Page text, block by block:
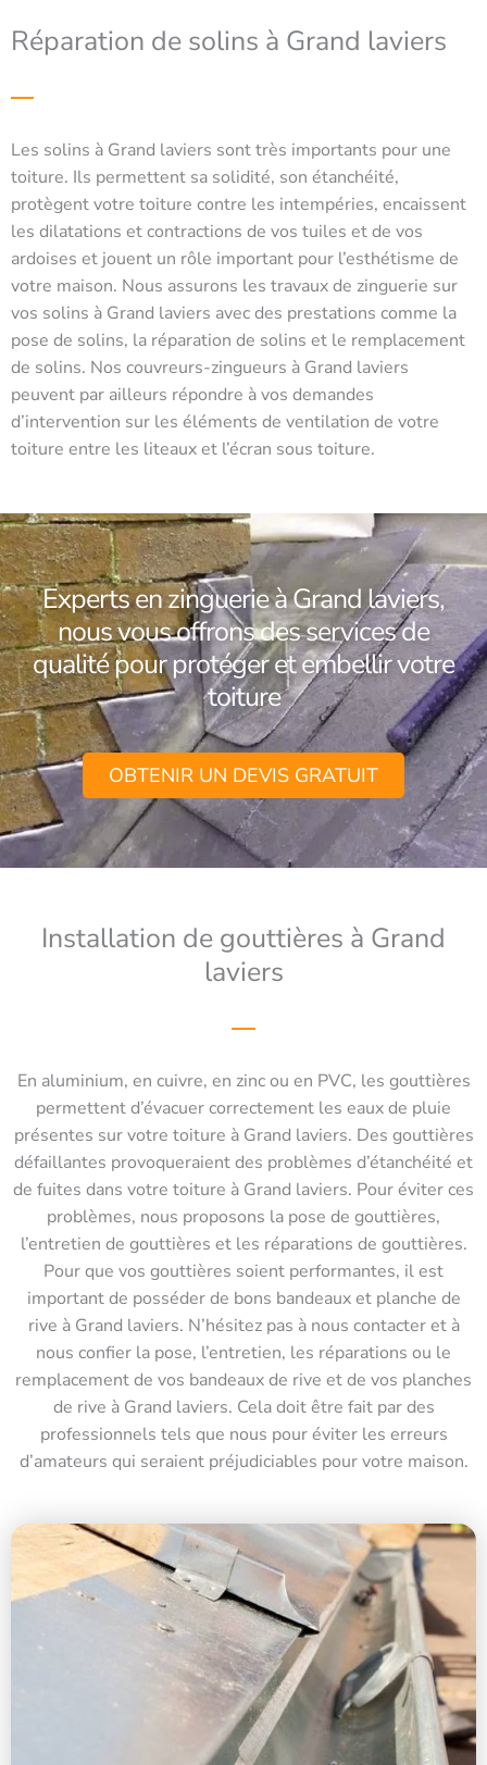
Réparation de solins à Grand laviers
Les solins à Grand laviers sont très importants pour une
toiture. Ils permettent sa solidité, son étanchéité,
protègent votre toiture contre les intempéries, encaissent
les dilatations et contractions de vos tuiles et de vos
ardoises et jouent un rôle important pour l’esthétisme de
votre maison. Nous assurons les travaux de zinguerie sur
vos solins à Grand laviers avec des prestations comme la
pose de solins, la réparation de solins et le remplacement
de solins. Nos couvreurs-zingueurs à Grand laviers
peuvent par ailleurs répondre à vos demandes
d’intervention sur les éléments de ventilation de votre
toiture entre les liteaux et l’écran sous toiture.
Experts en zinguerie à Grand laviers,
nous vous offrons des services de
qualité pour protéger et embellir votre
toiture
OBTENIR UN DEVIS GRATUIT
Installation de gouttières à Grand
laviers
En aluminium, en cuivre, en zinc ou en PVC, les gouttières
permettent d’évacuer correctement les eaux de pluie
présentes sur votre toiture à Grand laviers. Des gouttières
défaillantes provoqueraient des problèmes d’étanchéité et
de fuites dans votre toiture à Grand laviers. Pour éviter ces
problèmes, nous proposons la pose de gouttières,
l’entretien de gouttières et les réparations de gouttières.
Pour que vos gouttières soient performantes, il est
important de posséder de bons bandeaux et planche de
rive à Grand laviers. N’hésitez pas à nous contacter et à
nous confier la pose, l’entretien, les réparations ou le
remplacement de vos bandeaux de rive et de vos planches
de rive à Grand laviers. Cela doit être fait par des
professionnels tels que nous pour éviter les erreurs
d’amateurs qui seraient préjudiciables pour votre maison.